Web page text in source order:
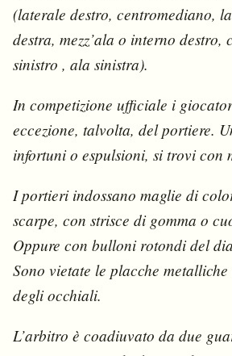
(laterale destro, centromediano,
destra, mezz’ala o interno
sinistro , ala sinistra).
In competizione ufficiale i
eccezione, talvolta, del portiere.
infortuni o espulsioni, si trovi con
I portieri indossano maglie di
scarpe, con strisce di gomma o
Oppure con bulloni rotondi del
Sono vietate le placche
degli occhiali.
L’arbitro è coadiuvato da due